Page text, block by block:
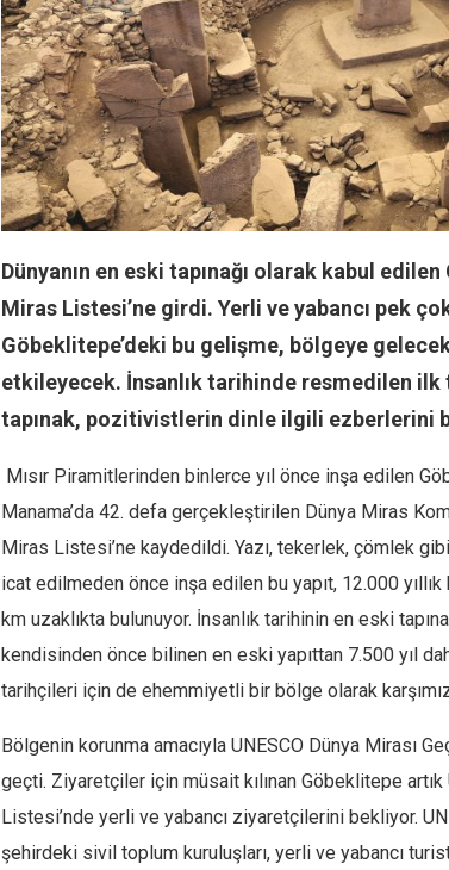
Dünyanın en eski tapınağı olarak kabul
Miras Listesi’ne girdi. Yerli ve yabancı pek
Göbeklitepe’deki bu gelişme, bölgeye
etkileyecek. İnsanlık tarihinde resmedilen ilk
tapınak, pozitivistlerin dinle ilgili ezberlerini
Mısır Piramitlerinden binlerce yıl önce inşa edilen
Manama’da 42. defa gerçekleştirilen Dünya Miras
Miras Listesi’ne kaydedildi. Yazı, tekerlek, çömlek
icat edilmeden önce inşa edilen bu yapıt, 12.000
km uzaklıkta bulunuyor. İnsanlık tarihinin en eski
kendisinden önce bilinen en eski yapıttan 7.500 yıl
tarihçileri için de ehemmiyetli bir bölge olarak
Bölgenin korunma amacıyla UNESCO Dünya Mirası
geçti. Ziyaretçiler için müsait kılınan Göbeklitepe artık
Listesi’nde yerli ve yabancı ziyaretçilerini bekliyor.
şehirdeki sivil toplum kuruluşları, yerli ve yabancı